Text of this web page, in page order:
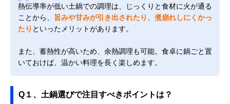
熱伝導率が低い土鍋での調理は、じっくりと食材に火が通る
ことから、
旨みや甘みが引き出されたり、煮崩れしにくかっ
たり といったメリットがあります。
また、蓄熱性が高いため、余熱調理も可能。食卓に鍋ごと置
いておけば、温かい料理を長く楽しめます。
Q１、土鍋選びで注目すべきポイントは？